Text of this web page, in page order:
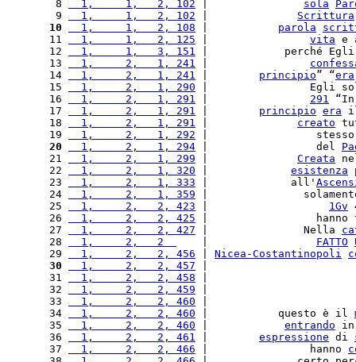
8
  1,     1,   2, 102
sola
9
  1,     1,   2, 102
Scrittura
10
  1,     1,   2, 108
parola
11
  1,     1,   2, 125
vita e
12
  1,     1,   3, 151
|            perché Egli
13
  1,     2,   1, 241
14
  1,     2,   1, 241
principio” “era
15
  1,     2,   1, 290
|                Egli
16
  1,     2,   1, 291
291
17
  1,     2,   1, 291
principio era
18
  1,     2,   1, 291
creato
19
  1,     2,   1, 292
|                 stesso,
20
  1,     2,   1, 294
|                 del
21
  1,     2,   1, 299
Creata
22
  1,     2,   1, 320
esistenza
23
  1,     2,   1, 333
|             all'
24
  1,     2,   1, 359
|
25
  1,     2,   2, 423
1Gv
26
  1,     2,   2, 425
|                 hanno
27
  1,     2,   2, 427
|               Nella
28
  1,     2,   2
FATTO
29
  1,     2,   2, 456
Nicea-Costantinopoli
30
  1,     2,   2, 457
31
  1,     2,   2, 458
32
  1,     2,   2, 459
33
  1,     2,   2, 460
34
  1,     2,   2, 460
|           questo è il
35
  1,     2,   2, 460
entrando
36
  1,     2,   2, 461
espressione di
37
  1,     2,   2, 466
|                hanno